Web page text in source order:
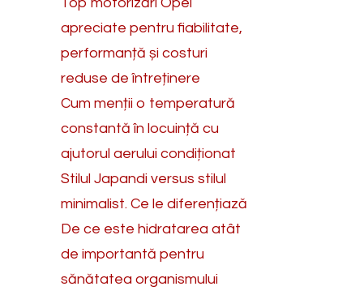
Top motorizări Opel
apreciate pentru fiabilitate,
performanță și costuri
reduse de întreținere
Cum menții o temperatură
constantă în locuință cu
ajutorul aerului condiționat
Stilul Japandi versus stilul
minimalist. Ce le diferențiază
De ce este hidratarea atât
de importantă pentru
sănătatea organismului